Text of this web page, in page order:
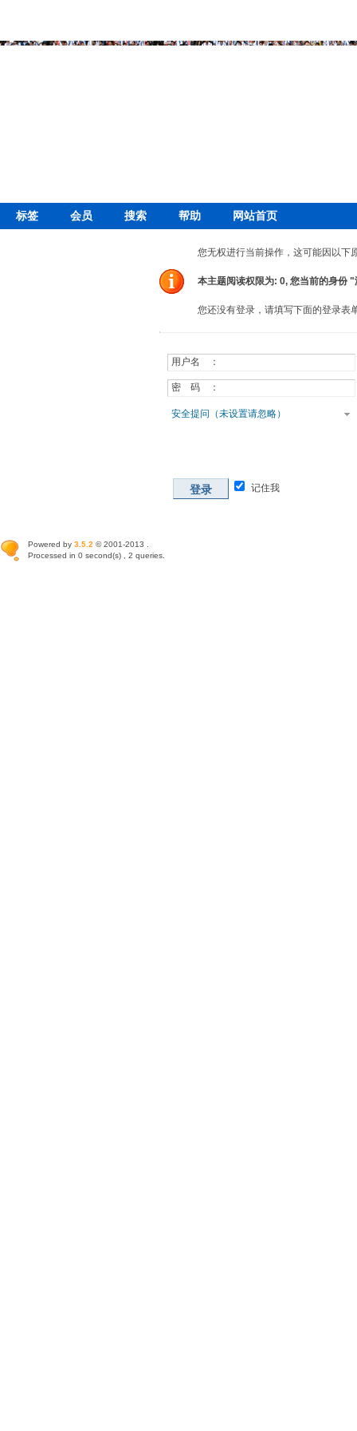
标签 会员 搜索 帮助 网站首页
您无权进行当前操作，这可能因以下
本主题阅读权限为: 0, 您当前的身份
您还没有登录，请填写下面的登录表
用户名 ：
密 码 ：
安全提问（未设置请忽略）
登录 记住我
Powered by 3.5.2 © 2001-2013 .
Processed in 0 second(s) , 2 queries.